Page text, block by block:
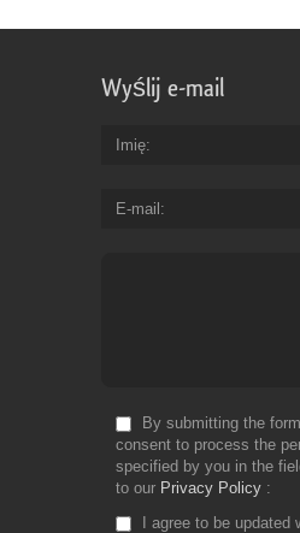
Wyślij e-mail
Imię
E-mail
By submitting the
consent to process the
specified by you in the
to our Privacy Policy
I agree to be updated